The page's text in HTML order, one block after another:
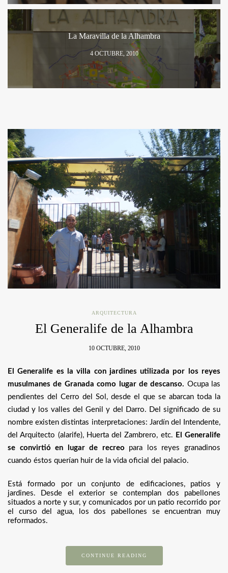
La Maravilla de la Alhambra
4 OCTUBRE, 2010
ARQUITECTURA
El Generalife de la Alhambra
10 OCTUBRE, 2010
El Generalife es la villa con jardines utilizada por los reyes
musulmanes de Granada como lugar de descanso. Ocupa las
pendientes del Cerro del Sol, desde el que se abarcan toda la
ciudad y los valles del Genil y del Darro. Del significado de su
nombre existen distintas interpretaciones: Jardín del Intendente,
del Arquitecto (alarife), Huerta del Zambrero, etc. El Generalife
se convirtió en lugar de recreo para los reyes granadinos
cuando éstos querían huir de la vida oficial del palacio.
Está formado por un conjunto de edificaciones, patios y
jardines. Desde el exterior se contemplan dos pabellones
situados a norte y sur, y comunicados por un patio recorrido por
el curso del agua, los dos pabellones se encuentran muy
reformados.
CONTINUE READING